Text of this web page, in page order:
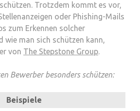
Trotzdem kommt es vor,
oder Phishing-Mails
zum Erkennen solcher
wie man sich schützen kann,
von The Stepstone Group.
Bewerber besonders schützen:
Beispiele